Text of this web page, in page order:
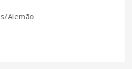
Alemão